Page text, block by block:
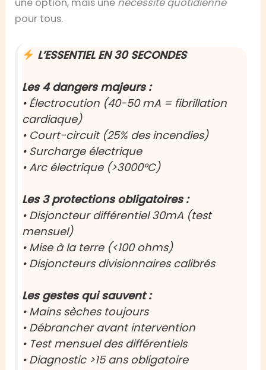
une option, mais une nécessité quotidienne
pour tous.
L’ESSENTIEL EN 30 SECONDES
Les 4 dangers majeurs :
• Électrocution (40-50 mA = fibrillation
cardiaque)
• Court-circuit (25% des incendies)
• Surcharge électrique
• Arc électrique (>3000°C)
Les 3 protections obligatoires :
• Disjoncteur différentiel 30mA (test
mensuel)
• Mise à la terre (<100 ohms)
• Disjoncteurs divisionnaires calibrés
Les gestes qui sauvent :
• Mains sèches toujours
• Débrancher avant intervention
• Test mensuel des différentiels
• Diagnostic >15 ans obligatoire